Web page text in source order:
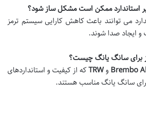
استاندارد ممکن است مشکل ساز شود؟
می توانند باعث کاهش کارایی سیستم ترمز
ایجاد صدا شوند.
برای سانگ یانگ چیست؟
Brembo وTRWکه از کیفیت و استانداردهای
برای سانگ یانگ مناسب هستند.